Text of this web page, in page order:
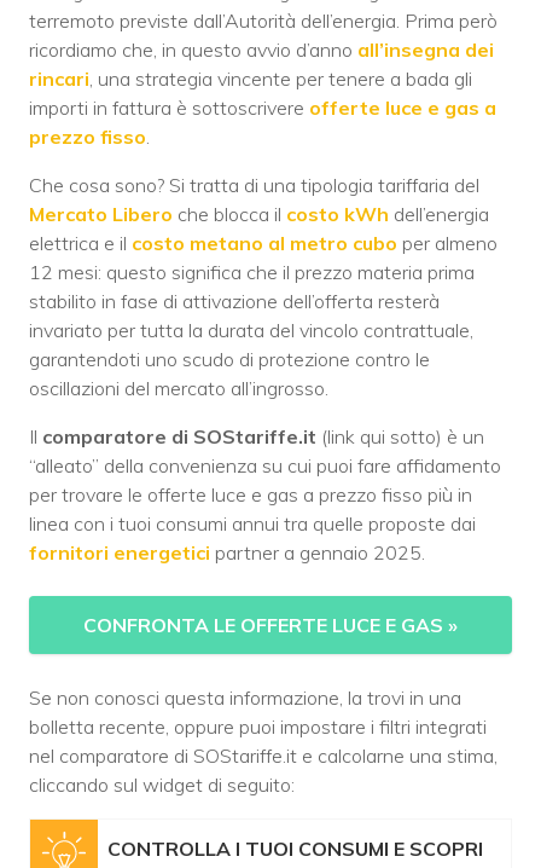
terremoto previste dall’Autorità dell’energia. Prima però
ricordiamo che, in questo avvio d’anno all’insegna dei
rincari, una strategia vincente per tenere a bada gli
importi in fattura è sottoscrivere offerte luce e gas a
prezzo fisso.
Che cosa sono? Si tratta di una tipologia tariffaria del
Mercato Libero che blocca il costo kWh dell’energia
elettrica e il costo metano al metro cubo per almeno
12 mesi: questo significa che il prezzo materia prima
stabilito in fase di attivazione dell’offerta resterà
invariato per tutta la durata del vincolo contrattuale,
garantendoti uno scudo di protezione contro le
oscillazioni del mercato all’ingrosso.
Il comparatore di SOStariffe.it (link qui sotto) è un
“alleato” della convenienza su cui puoi fare affidamento
per trovare le offerte luce e gas a prezzo fisso più in
linea con i tuoi consumi annui tra quelle proposte dai
fornitori energetici partner a gennaio 2025.
CONFRONTA LE OFFERTE LUCE E GAS »
Se non conosci questa informazione, la trovi in una
bolletta recente, oppure puoi impostare i filtri integrati
nel comparatore di SOStariffe.it e calcolarne una stima,
cliccando sul widget di seguito:
CONTROLLA I TUOI CONSUMI E SCOPRI